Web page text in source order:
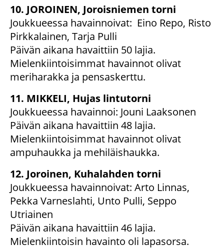
10. JOROINEN, Joroisniemen torni
Joukkueessa havainnoivat: Eino Repo, Risto
Pirkkalainen, Tarja Pulli
Päivän aikana havaittiin 50 lajia.
Mielenkiintoisimmat havainnot olivat
meriharakka ja pensaskerttu.
11. MIKKELI, Hujas lintutorni
Joukkueessa havainnoi: Jouni Laaksonen
Päivän aikana havaittiin 48 lajia.
Mielenkiintoisimmat havainnot olivat
ampuhaukka ja mehiläishaukka.
12. Joroinen, Kuhalahden torni
Joukkueessa havainnoivat: Arto Linnas,
Pekka Varneslahti, Unto Pulli, Seppo
Utriainen
Päivän aikana havaittiin 46 lajia.
Mielenkiintoisin havainto oli lapasorsa.